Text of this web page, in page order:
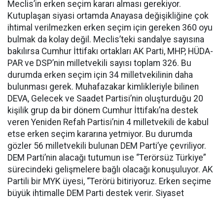
Meclis’in erken seçim kararı alması gerekiyor.
Kutuplaşan siyasi ortamda Anayasa değişikliğine çok
ihtimal verilmezken erken seçim için gereken 360 oyu
bulmak da kolay değil. Meclis’teki sandalye sayısına
bakılırsa Cumhur İttifakı ortakları AK Parti, MHP, HÜDA-
PAR ve DSP’nin milletvekili sayısı toplam 326. Bu
durumda erken seçim için 34 milletvekilinin daha
bulunması gerek. Muhafazakar kimlikleriyle bilinen
DEVA, Gelecek ve Saadet Partisi’nin oluşturduğu 20
kişilik grup da bir dönem Cumhur İttifakı’na destek
veren Yeniden Refah Partisi’nin 4 milletvekili de kabul
etse erken seçim kararına yetmiyor. Bu durumda
gözler 56 milletvekili bulunan DEM Parti’ye çevriliyor.
DEM Parti’nin alacağı tutumun ise “Terörsüz Türkiye”
sürecindeki gelişmelere bağlı olacağı konuşuluyor. AK
Partili bir MYK üyesi, “Terörü bitiriyoruz. Erken seçime
büyük ihtimalle DEM Parti destek verir. Siyaset